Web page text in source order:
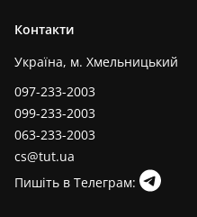
Контакти
Україна, м. Хмельницький
097-233-2003
099-233-2003
063-233-2003
cs@tut.ua
Пишіть в Телеграм: